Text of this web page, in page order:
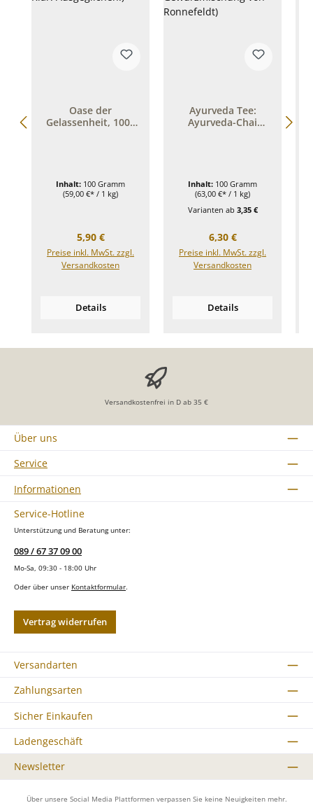
Oase der
Gelassenheit, 100g
Inhalt: 100 Gramm
(59,00 €* / 1 kg)
Regulärer Preis:
5,90 €
Preise inkl. MwSt. zzgl.
Versandkosten
Details
Ayurveda Tee:
Ayurveda-Chai
Inhalt: 100 Gramm
(63,00 €* / 1 kg)
Varianten ab 3,35 €
Regulärer Preis:
6,30 €
Preise inkl. MwSt. zzgl.
Versandkosten
Details
Versandkostenfrei in D ab 35 €
Über uns
Service
Informationen
Service-Hotline
Unterstützung und Beratung unter:
089 / 67 37 09 00
Mo-Sa, 09:30 - 18:00 Uhr
Oder über unser Kontaktformular.
Vertrag widerrufen
Versandarten
Zahlungsarten
Sicher Einkaufen
Ladengeschäft
Newsletter
Über unsere Social Media Plattformen verpassen Sie keine Neuigkeiten mehr.